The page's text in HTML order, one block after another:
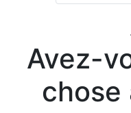
Avez-
chose